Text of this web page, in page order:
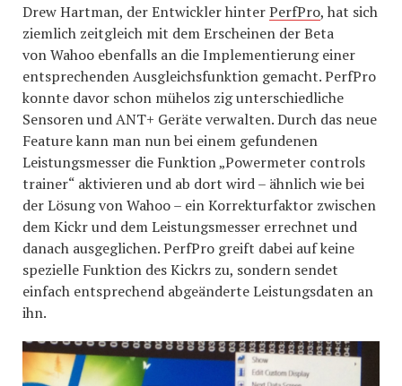
Drew Hartman, der Entwickler hinterPerfPro, hat sich
ziemlich zeitgleich mit dem Erscheinen der Beta
von Wahoo ebenfalls an die Implementierung einer
entsprechenden Ausgleichsfunktion gemacht. PerfPro
konnte davor schon mühelos zig unterschiedliche
Sensoren und ANT+ Geräte verwalten. Durch das neue
Feature kann man nun bei einem gefundenen
Leistungsmesser die Funktion „Powermeter controls
trainer“ aktivieren und ab dort wird – ähnlich wie bei
der Lösung von Wahoo – ein Korrekturfaktor zwischen
dem Kickr und dem Leistungsmesser errechnet und
danach ausgeglichen. PerfPro greift dabei auf keine
spezielle Funktion des Kickrs zu, sondern sendet
einfach entsprechend abgeänderte Leistungsdaten an
ihn.